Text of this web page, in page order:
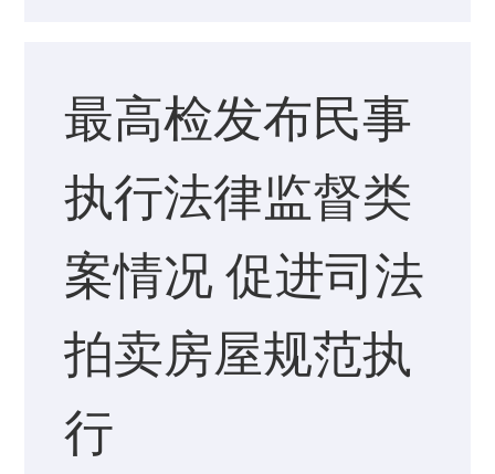
最高检发布民事
执行法律监督类
案情况 促进司法
拍卖房屋规范执
行